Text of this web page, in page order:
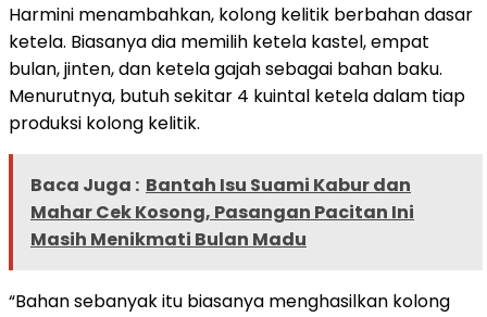
Harmini menambahkan, kolong kelitik berbahan dasar
ketela. Biasanya dia memilih ketela kastel, empat
bulan, jinten, dan ketela gajah sebagai bahan baku.
Menurutnya, butuh sekitar 4 kuintal ketela dalam tiap
produksi kolong kelitik.
Baca Juga : Bantah Isu Suami Kabur dan
Mahar Cek Kosong, Pasangan Pacitan Ini
Masih Menikmati Bulan Madu
“Bahan sebanyak itu biasanya menghasilkan kolong